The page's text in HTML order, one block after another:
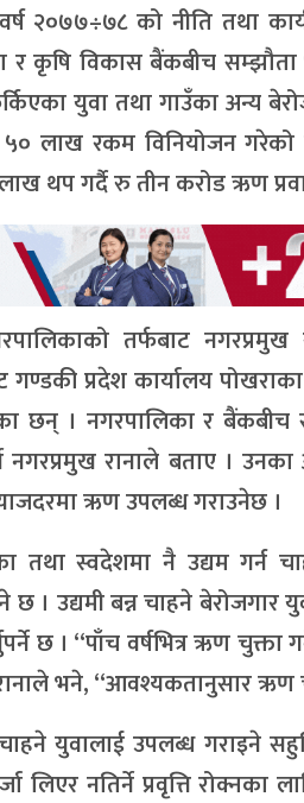
२०७७÷७८ को नीति तथा
र कृषि विकास बैंकबीच
युवा तथा गाउँका अन्य
लाख रकम विनियोजन गरेको
थप गर्दै रु तीन करोड ऋण
तर्फबाट
प्रदेश कार्यालय
छन् । नगरपालिका र
नगरप्रमुख रानाले बताए ।
ऋण उपलब्ध गराउनेछ ।
तथा स्वदेशमा नै उद्यम गर्न
छ । उद्यमी बन्न चाहने
छ । “पाँच वर्षभित्र ऋण
भने, “आवश्यकतानुसार ऋण
युवालाई उपलब्ध गराइने
लिएर नतिर्ने प्रवृत्ति